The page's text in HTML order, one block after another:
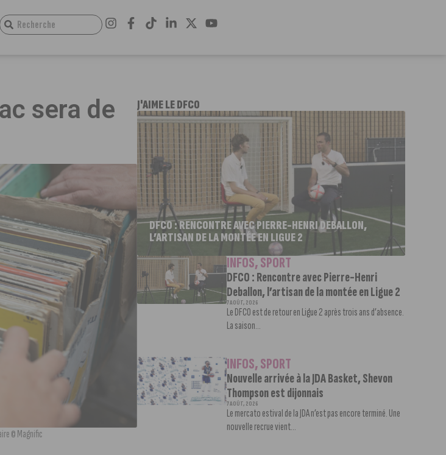
sera de
© Magnific
J'AIME LE DFCO
DFCO : RENCONTRE AVEC PIERRE-HENRI DEBALLON,
L’ARTISAN DE LA MONTÉE EN LIGUE 2
INFOS,SPORT
DFCO : Rencontre avec Pierre-Henri
Deballon, l’artisan de la montée en Ligue 2
7 AOÛT, 2026
Le DFCO est de retour en Ligue 2 après trois ans d’absence.
La saison...
INFOS,SPORT
Nouvelle arrivée à la JDA Basket, Shevon
Thompson est dijonnais
7 AOÛT, 2026
Le mercato estival de la JDA n’est pas encore terminé. Une
nouvelle recrue vient...